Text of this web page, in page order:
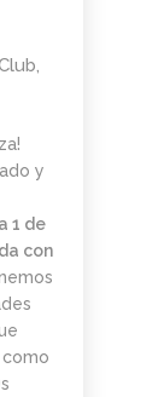
A
EL
LA
(Y
AL
PAULAR)
,
y
1 de
con